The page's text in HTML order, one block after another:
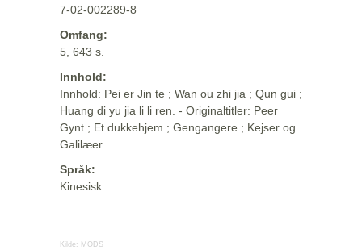
7-02-002289-8
Omfang:
5, 643 s.
Innhold:
Innhold: Pei er Jin te ; Wan ou zhi jia ; Qun gui ;
Huang di yu jia li li ren. - Originaltitler: Peer
Gynt ; Et dukkehjem ; Gengangere ; Kejser og
Galilæer
Språk:
Kinesisk
Kilde: MODS